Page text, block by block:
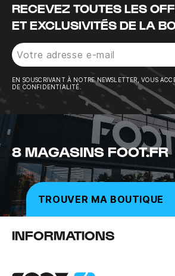
RECEVEZ TOUTES LES
ET EXCLUSIVITÉS DE LA
EN SOUSCRIVANT À NOTRE NEWSLETTER, VOUS
DE CONFIDENTIALITÉ.
8 MAGASINS FOOT.FR
TROUVER MA BOUTIQUE
INFORMATIONS